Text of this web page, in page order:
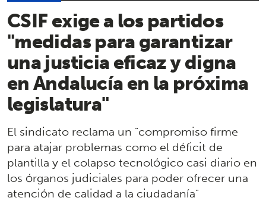
CSIF exige a los partidos
"medidas para garantizar
una justicia eficaz y digna
en Andalucía en la próxima
legislatura"
El sindicato reclama un "compromiso firme
para atajar problemas como el déficit de
plantilla y el colapso tecnológico casi diario en
los órganos judiciales para poder ofrecer una
atención de calidad a la ciudadanía"